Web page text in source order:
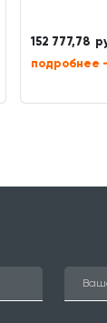
152 777,78